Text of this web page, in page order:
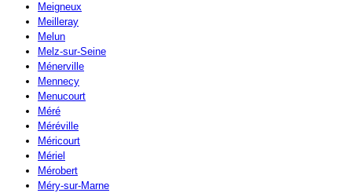
Meigneux
Meilleray
Melun
Melz-sur-Seine
Ménerville
Mennecy
Menucourt
Méré
Méréville
Méricourt
Mériel
Mérobert
Méry-sur-Marne